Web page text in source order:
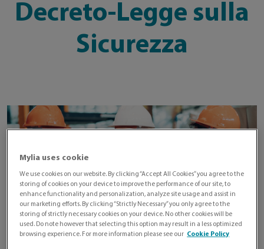
Decreto-Legge sulla
Sicurezza
Mylia uses cookie
We use cookies on our website. By clicking “Accept All Cookies” you agree to the
storing of cookies on your device to improve the performance of our site, to
enhance functionality and personalization, analyze site usage and assist in
our marketing efforts. By clicking “Strictly Necessary” you only agree to the
storing of strictly necessary cookies on your device. No other cookies will be
used. Do note however that selecting this option may result in a less optimized
browsing experience. For more information please see our Cookie Policy